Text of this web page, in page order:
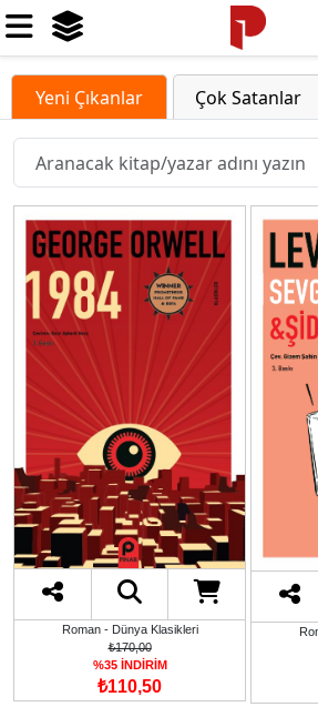
Yeni Çıkanlar Çok Satanlar
Roman - Dünya Klasikleri
₺170,00
%35 İNDİRİM
₺110,50